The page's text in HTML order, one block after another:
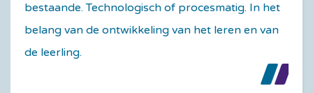
bestaande. Technologisch of procesmatig. In het
belang van de ontwikkeling van het leren en van
de leerling.